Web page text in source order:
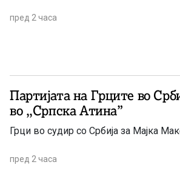
пред 2 часа
Партијата на Грците во
во ,,Српска Атина”
Грци во судир со Србија за Мајка
пред 2 часа